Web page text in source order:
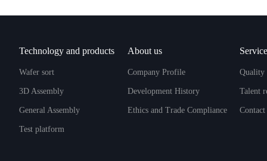
Technology and products
Wafer sort
3D Assembly
General Assembly
Test platform
About us
Company Profile
Development History
Ethics and Trade Compliance
Quality
Talent
Contact